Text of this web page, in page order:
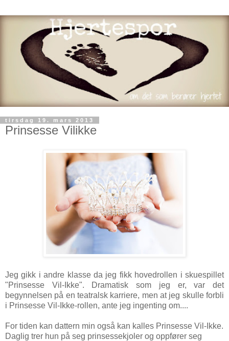
tirsdag 19. mars 2013
Prinsesse Vilikke
Jeg gikk i andre klasse da jeg fikk hovedrollen i skuespillet
"Prinsesse Vil-Ikke". Dramatisk som jeg er, var det
begynnelsen på en teatralsk karriere, men at jeg skulle forbli
i Prinsesse Vil-Ikke-rollen, ante jeg ingenting om....
For tiden kan dattern min også kan kalles Prinsesse Vil-Ikke.
Daglig trer hun på seg prinsessekjoler og oppfører seg